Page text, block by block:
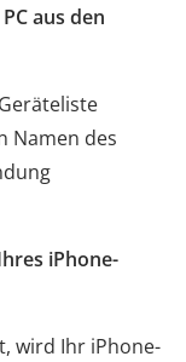
aus den
Namen des
iPhone-
wird Ihr iPhone-